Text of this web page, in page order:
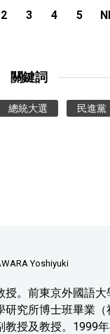
2 3 4 5
關鍵詞
總統大選 民進黨
Yoshiyuki
授。前東京外國語
研究所博士班畢業
教授及教授。1999